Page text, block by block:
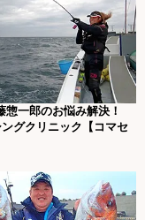
惣一郎のお悩み解決！
グクリニック【コマセ